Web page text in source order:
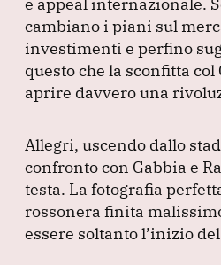
cambiano i piani sul
investimenti e perfino
questo che la sconfitta
aprire davvero una
Allegri, uscendo dallo
confronto con Gabbia e
testa. La fotografia
rossonera finita
essere soltanto l’inizio